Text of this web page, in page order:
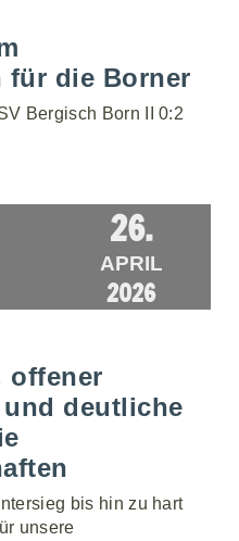
für die Borner
Bergisch Born II 0:2
26.
APRIL
2026
offener
deutliche
bis hin zu hart
unsere